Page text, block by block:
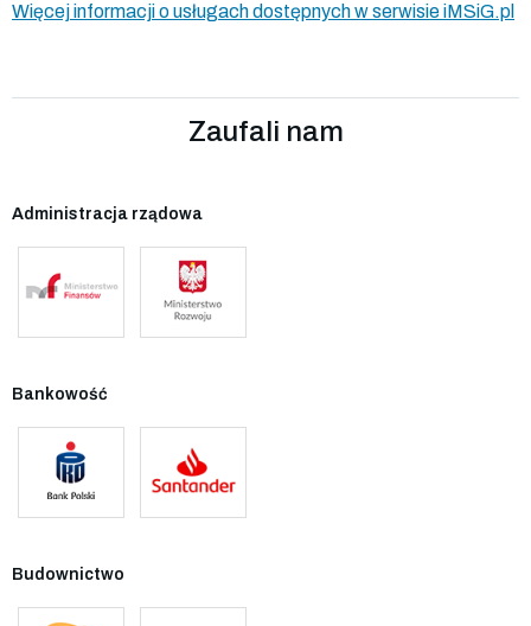
Więcej informacji o usługach dostępnych w serwisie iMSiG.pl
Zaufali nam
Administracja rządowa
Bankowość
Budownictwo